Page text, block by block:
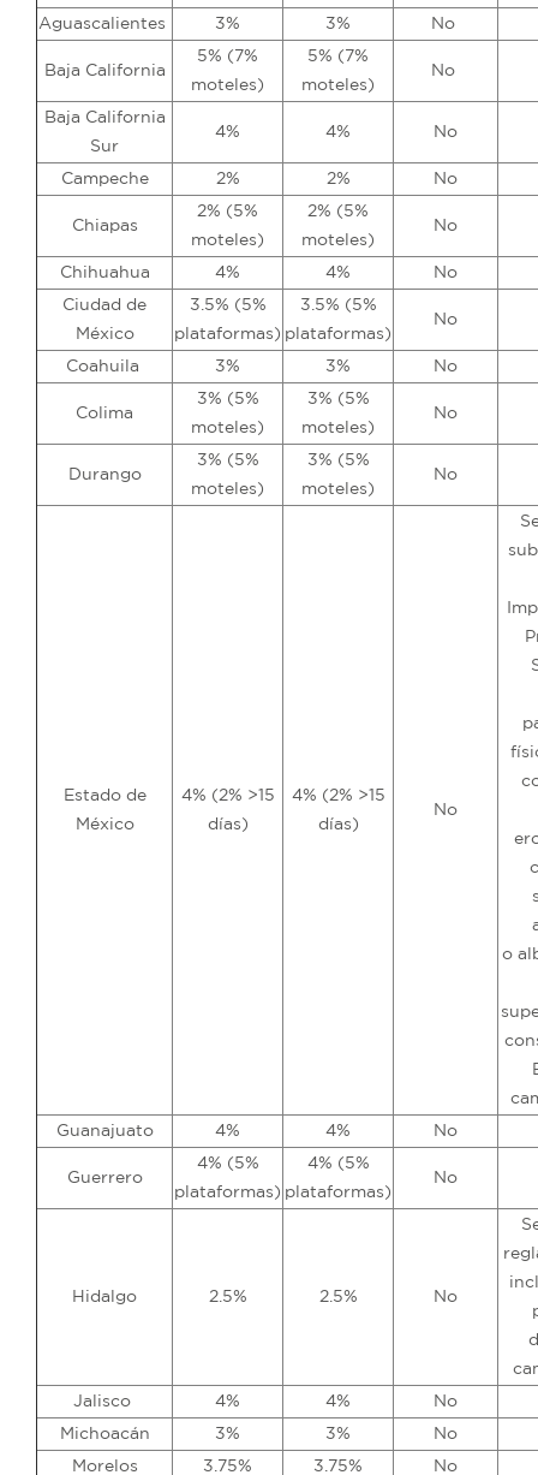
Aguascalientes 3% 3% No
Baja California
5% (7%
moteles)
5% (7%
moteles)
No
Baja California
Sur
4% 4% No
Campeche 2% 2% No
Chiapas
2% (5%
moteles)
2% (5%
moteles)
No
Chihuahua 4% 4% No
Ciudad de
México
3.5% (5%
plataformas)
3.5% (5%
plataformas)
No
Coahuila 3% 3% No
Colima
3% (5%
moteles)
3% (5%
moteles)
No
Durango
3% (5%
moteles)
3% (5%
moteles)
No
Estado de
México
4% (2% >15
días)
4% (2% >15
días)
No
o
Guanajuato 4% 4% No
Guerrero
4% (5%
plataformas)
4% (5%
plataformas)
No
Hidalgo 2.5% 2.5% No
Jalisco 4% 4% No
Michoacán 3% 3% No
Morelos 3.75% 3.75% No